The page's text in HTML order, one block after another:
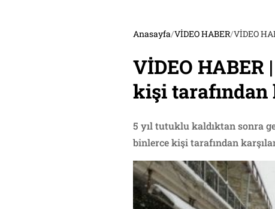
Anasayfa/VİDEO HABER/VİDEO
VİDEO
kişi tarafından
5 yıl tutuklu kaldıktan sonra
binlerce kişi tarafından